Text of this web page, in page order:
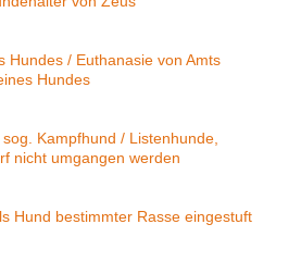
Hundes / Euthanasie von Amts
Hundes
Kampfhund / Listenhunde,
nicht umgangen werden
Hund bestimmter Rasse eingestuft